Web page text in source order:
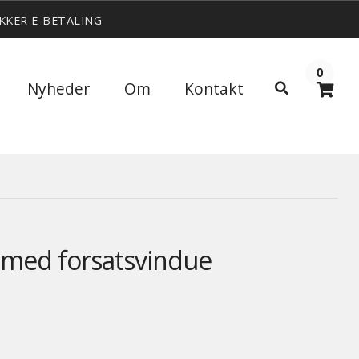
E-BETALING
Nyheder Om Kontakt
Søg
0
forsatsvindue